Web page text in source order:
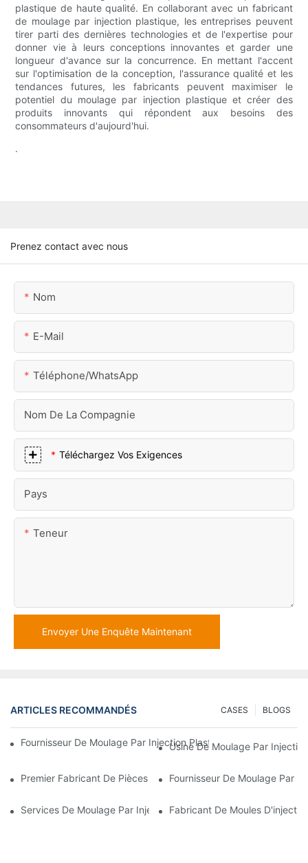
plastique de haute qualité. En collaborant avec un fabricant
de moulage par injection plastique, les entreprises peuvent
tirer parti des dernières technologies et de l'expertise pour
donner vie à leurs conceptions innovantes et garder une
longueur d'avance sur la concurrence. En mettant l'accent
sur l'optimisation de la conception, l'assurance qualité et les
tendances futures, les fabricants peuvent maximiser le
potentiel du moulage par injection plastique et créer des
produits innovants qui répondent aux besoins des
consommateurs d'aujourd'hui.
.
Prenez contact avec nous
Nom
E-Mail
Téléphone/WhatsApp
Nom De La Compagnie
Téléchargez Vos Exigences
Pays
Teneur
Envoyer Une Enquête Maintenant
ARTICLES RECOMMANDÉS BLOGS
CASES
Fournisseur De Moulage Par Injection Plastique Avec Une
Usine De Moulage Par
Premier Fabricant De Pièces En Plastique Pour Les Secteurs
Fournisseur De Moulage Par
Services De Moulage Par Injection Plastique Pour Industries
Fabricant De Moules